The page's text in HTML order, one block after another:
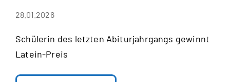
28.01.2026
Schülerin des letzten Abiturjahrgangs gewinnt
Latein-Preis